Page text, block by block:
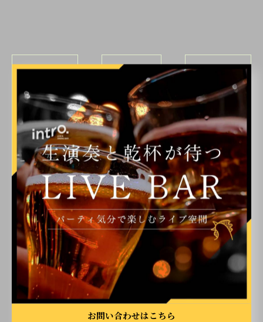
< 前のページ 一覧に戻る 次のページ >
関連タグ
#博多
カテゴリー Categories
全てのカテゴリー
ライブ
二次会
イベント
お問い合わせはこちら